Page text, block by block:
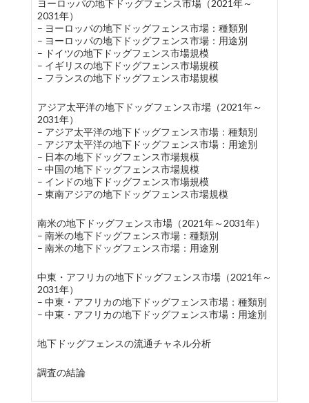
ヨーロッパの地下ドッグフェンス市場（2021年～
2031年）
– ヨーロッパの地下ドッグフェンス市場：種類別
– ヨーロッパの地下ドッグフェンス市場：用途別
– ドイツの地下ドッグフェンス市場規模
– イギリスの地下ドッグフェンス市場規模
– フランスの地下ドッグフェンス市場規模
アジア太平洋の地下ドッグフェンス市場（2021年～
2031年）
– アジア太平洋の地下ドッグフェンス市場：種類別
– アジア太平洋の地下ドッグフェンス市場：用途別
– 日本の地下ドッグフェンス市場規模
– 中国の地下ドッグフェンス市場規模
– インドの地下ドッグフェンス市場規模
– 東南アジアの地下ドッグフェンス市場規模
南米の地下ドッグフェンス市場（2021年～2031年）
– 南米の地下ドッグフェンス市場：種類別
– 南米の地下ドッグフェンス市場：用途別
中東・アフリカの地下ドッグフェンス市場（2021年～
2031年）
– 中東・アフリカの地下ドッグフェンス市場：種類別
– 中東・アフリカの地下ドッグフェンス市場：用途別
地下ドッグフェンスの流通チャネル分析
調査の結論